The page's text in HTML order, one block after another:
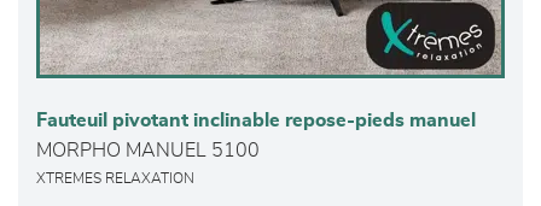
Fauteuil pivotant inclinable repose-pieds manuel
MORPHO MANUEL 5100
XTREMES RELAXATION